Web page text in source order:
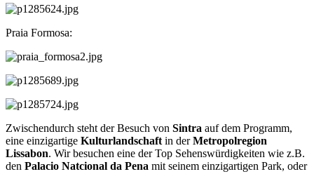
Praia Formosa:
Zwischendurch steht der Besuch von Sintra auf dem Programm,
eine einzigartige Kulturlandschaft in derMetropolregion
Lissabon. Wir besuchen eine der Top Sehenswürdigkeiten wie z.B.
den Palacio Natcional da Pena mit seinem einzigartigen Park, oder